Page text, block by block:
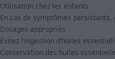
Utilisation chez les enfants
En cas de symptômes persistants,
Dosages appropriés
Évitez l’ingestion d’huiles
Conservation des huiles